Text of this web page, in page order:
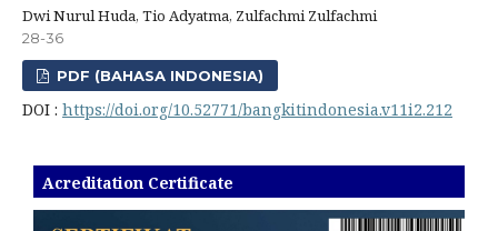
Dwi Nurul Huda, Tio Adyatma, Zulfachmi Zulfachmi
28-36
PDF (BAHASA INDONESIA)
DOI : https://doi.org/10.52771/bangkitindonesia.v11i2.212
Acreditation Certificate